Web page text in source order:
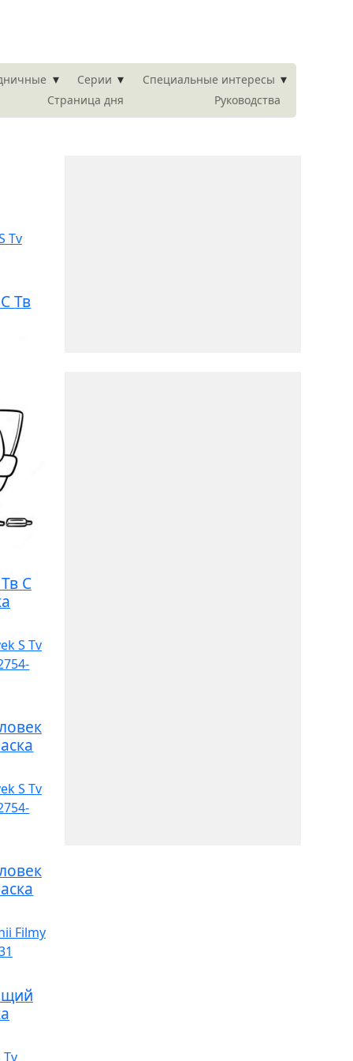
▾ Серии ▾ Специальные интересы ▾
Страница дня Руководства
Тв
С